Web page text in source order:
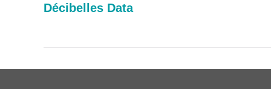
Décibelles Data